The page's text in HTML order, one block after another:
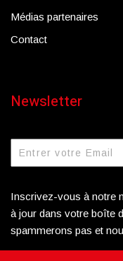
Médias partenaires
Contact
Newsletter
Inscrivez-vous à notre
à jour dans votre boîte
spammerons pas et